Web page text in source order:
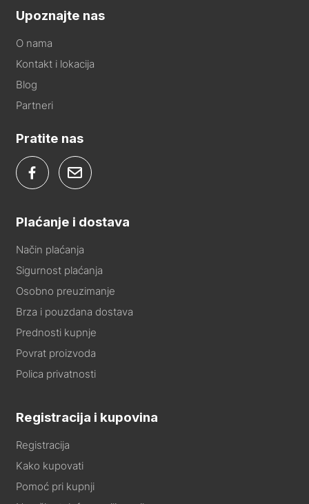
Upoznajte nas
O nama
Kontakt i lokacija
Blog
Partneri
Pratite nas
Plaćanje i dostava
Način plaćanja
Sigurnost plaćanja
Osobno preuzimanje
Brza i pouzdana dostava
Prednosti kupnje
Povrat proizvoda
Polica privatnosti
Registracija i kupovina
Registracija
Kako kupovati
Pomoć pri kupnji